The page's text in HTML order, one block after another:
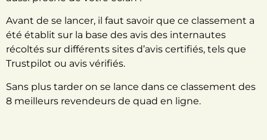
Avant de se lancer, il faut savoir que ce classement a
été établit sur la base des avis des internautes
récoltés sur différents sites d’avis certifiés, tels que
Trustpilot ou avis vérifiés.
Sans plus tarder on se lance dans ce classement des
8 meilleurs revendeurs de quad en ligne.